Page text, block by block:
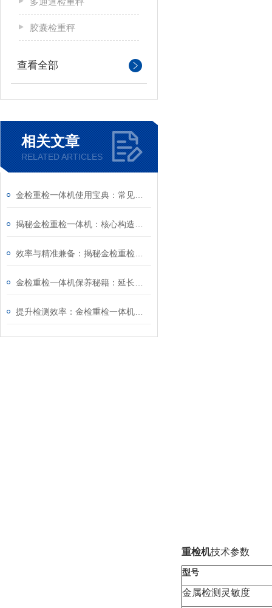
胶囊检重秤
查看全部
相关文章
RELATED ARTICLES
重检机技术参数
型号
金属检测灵敏度